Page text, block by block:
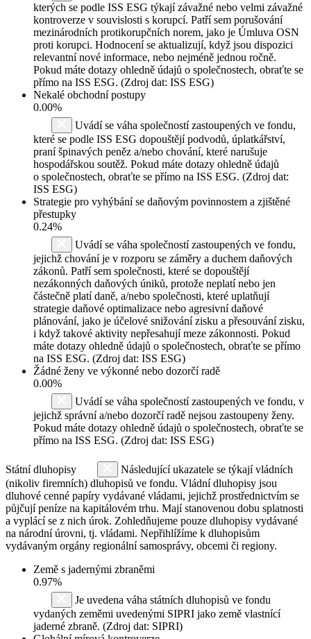
kterých se podle ISS ESG týkají závažné nebo velmi závažné
kontroverze v souvislosti s korupcí. Patří sem porušování
mezinárodních protikorupčních norem, jako je Úmluva OSN
proti korupci. Hodnocení se aktualizují, když jsou dispozici
relevantní nové informace, nebo nejméně jednou ročně.
Pokud máte dotazy ohledně údajů o společnostech, obraťte se
přímo na ISS ESG. (Zdroj dat: ISS ESG)
Nekalé obchodní postupy
0.00%
Uvádí se váha společností zastoupených ve fondu,
které se podle ISS ESG dopouštějí podvodů, úplatkářství,
praní špinavých peněz a/nebo chování, které narušuje
hospodářskou soutěž. Pokud máte dotazy ohledně údajů
o společnostech, obraťte se přímo na ISS ESG. (Zdroj dat:
ISS ESG)
Strategie pro vyhýbání se daňovým povinnostem a zjištěné
přestupky
0.24%
Uvádí se váha společností zastoupených ve fondu,
jejichž chování je v rozporu se záměry a duchem daňových
zákonů. Patří sem společnosti, které se dopouštějí
nezákonných daňových úniků, protože neplatí nebo jen
částečně platí daně, a/nebo společnosti, které uplatňují
strategie daňové optimalizace nebo agresivní daňové
plánování, jako je účelové snižování zisku a přesouvání zisku,
i když takové aktivity nepřesahují meze zákonnosti. Pokud
máte dotazy ohledně údajů o společnostech, obraťte se přímo
na ISS ESG. (Zdroj dat: ISS ESG)
Žádné ženy ve výkonné nebo dozorčí radě
0.00%
Uvádí se váha společností zastoupených ve fondu, v
jejichž správní a/nebo dozorčí radě nejsou zastoupeny ženy.
Pokud máte dotazy ohledně údajů o společnostech, obraťte se
přímo na ISS ESG. (Zdroj dat: ISS ESG)
Státní dluhopisy
Následující ukazatele se týkají vládních
(nikoliv firemních) dluhopisů ve fondu. Vládní dluhopisy jsou
dluhové cenné papíry vydávané vládami, jejichž prostřednictvím se
půjčují peníze na kapitálovém trhu. Mají stanovenou dobu splatnosti
a vyplácí se z nich úrok. Zohledňujeme pouze dluhopisy vydávané
na národní úrovni, tj. vládami. Nepřihlížíme k dluhopisům
vydávaným orgány regionální samosprávy, obcemi či regiony.
Země s jadernými zbraněmi
0.97%
Je uvedena váha státních dluhopisů ve fondu
vydaných zeměmi uvedenými SIPRI jako země vlastnící
jaderné zbraně. (Zdroj dat: SIPRI)